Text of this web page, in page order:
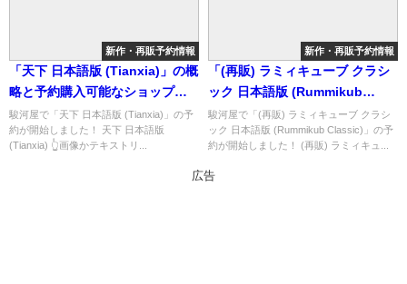
新作・再販予約情報
「天下 日本語版 (Tianxia)」の概
略と予約購入可能なショップ紹
介！
駿河屋で「天下 日本語版 (Tianxia)」の予
約が開始しました！ 天下 日本語版
(Tianxia) 👆画像かテキストリ...
新作・再販予約情報
「(再販) ラミィキューブ クラシ
ック 日本語版 (Rummikub
Classic)」の概略と予約購入可能
なショップ紹介！
駿河屋で「(再販) ラミィキューブ クラシ
ック 日本語版 (Rummikub Classic)」の予
約が開始しました！ (再販) ラミィキュ...
広告